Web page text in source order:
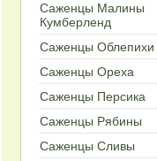
Саженцы Малины
Кумберленд
Cаженцы Облепихи
Саженцы Ореха
Саженцы Персика
Cаженцы Рябины
Cаженцы Сливы